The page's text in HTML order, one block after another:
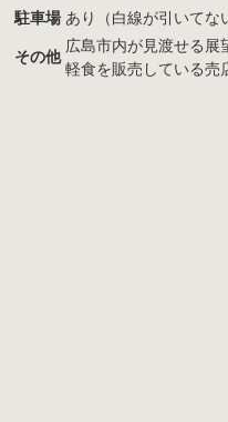
駐車場 あり（白線が引いてな
その他
広島市内が見渡せる展
軽食を販売している売